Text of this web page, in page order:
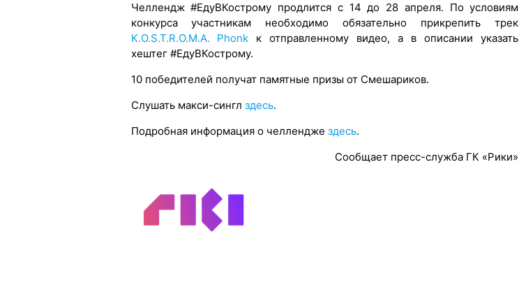
Челлендж #ЕдуВКострому продлится с 14 до 28 апреля. По условиям
конкурса участникам необходимо обязательно прикрепить трек
K.O.S.T.R.O.M.A. Phonk к отправленному видео, а в описании указать
хештег #ЕдуВКострому.
10 победителей получат памятные призы от Смешариков.
Слушать макси-сингл здесь.
Подробная информация о челлендже здесь.
Сообщает пресс-служба ГК «Рики»